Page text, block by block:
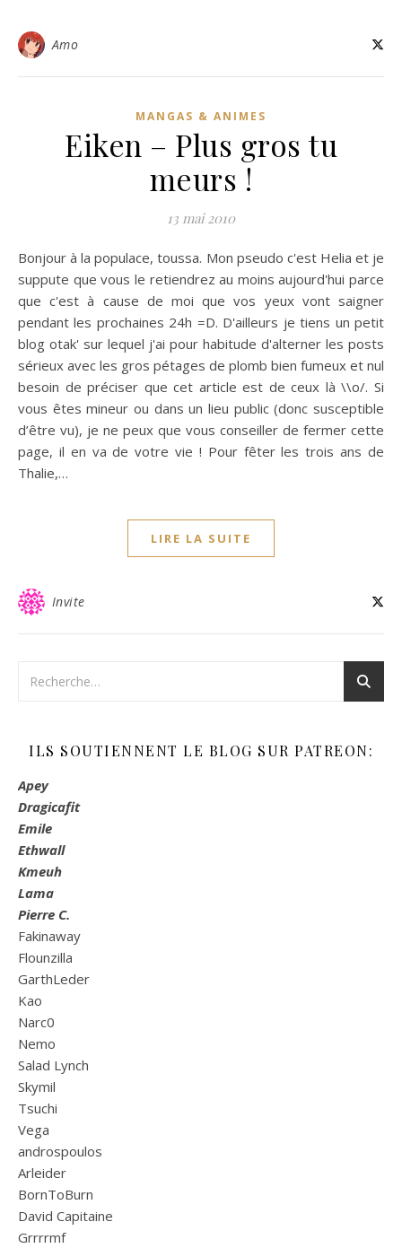
Amo
MANGAS & ANIMES
Eiken – Plus gros tu
meurs !
13 mai 2010
Bonjour à la populace, toussa. Mon pseudo c'est Helia et je
suppute que vous le retiendrez au moins aujourd'hui parce
que c'est à cause de moi que vos yeux vont saigner
pendant les prochaines 24h =D. D'ailleurs je tiens un petit
blog otak' sur lequel j'ai pour habitude d'alterner les posts
sérieux avec les gros pétages de plomb bien fumeux et nul
besoin de préciser que cet article est de ceux là \\o/. Si
vous êtes mineur ou dans un lieu public (donc susceptible
d’être vu), je ne peux que vous conseiller de fermer cette
page, il en va de votre vie ! Pour fêter les trois ans de
Thalie,…
LIRE LA SUITE
Invite
ILS SOUTIENNENT LE BLOG SUR PATREON:
Apey
Dragicafit
Emile
Ethwall
Kmeuh
Lama
Pierre C.
Fakinaway
Flounzilla
GarthLeder
Kao
Narc0
Nemo
Salad Lynch
Skymil
Tsuchi
Vega
androspoulos
Arleider
BornToBurn
David Capitaine
Grrrrmf